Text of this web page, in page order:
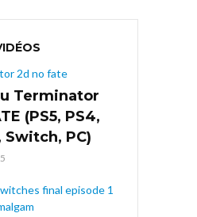
Terminator
(PS5, PS4,
Switch, PC)